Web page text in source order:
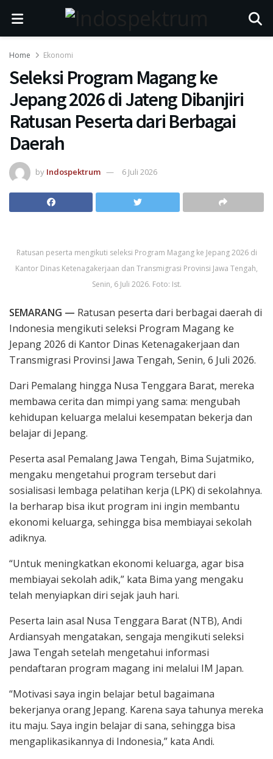
Home Ekonomi
Seleksi Program Magang ke
Jepang 2026 di Jateng Dibanjiri
Ratusan Peserta dari Berbagai
Daerah
by Indospektrum 6 Juli 2026
Ratusan peserta mengikuti seleksi Program Magang ke Jepang 2026 di
Kantor Dinas Ketenagakerjaan dan Transmigrasi Provinsi Jawa Tengah,
Senin, 6 Juli 2026. Foto: Ist.
SEMARANG — Ratusan peserta dari berbagai daerah di
Indonesia mengikuti seleksi Program Magang ke
Jepang 2026 di Kantor Dinas Ketenagakerjaan dan
Transmigrasi Provinsi Jawa Tengah, Senin, 6 Juli 2026.
Dari Pemalang hingga Nusa Tenggara Barat, mereka
membawa cerita dan mimpi yang sama: mengubah
kehidupan keluarga melalui kesempatan bekerja dan
belajar di Jepang.
Peserta asal Pemalang Jawa Tengah, Bima Sujatmiko,
mengaku mengetahui program tersebut dari
sosialisasi lembaga pelatihan kerja (LPK) di sekolahnya.
Ia berharap bisa ikut program ini ingin membantu
ekonomi keluarga, sehingga bisa membiayai sekolah
adiknya.
“Untuk meningkatkan ekonomi keluarga, agar bisa
membiayai sekolah adik,” kata Bima yang mengaku
telah menyiapkan diri sejak jauh hari.
Peserta lain asal Nusa Tenggara Barat (NTB), Andi
Ardiansyah mengatakan, sengaja mengikuti seleksi
Jawa Tengah setelah mengetahui informasi
pendaftaran program magang ini melalui IM Japan.
“Motivasi saya ingin belajar betul bagaimana
bekerjanya orang Jepang. Karena saya tahunya mereka
itu maju. Saya ingin belajar di sana, sehingga bisa
mengaplikasikannya di Indonesia,” kata Andi.